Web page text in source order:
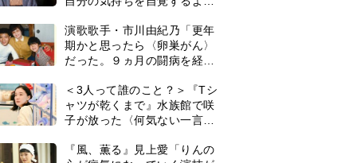
イタリア人のようにと言われ
もっと見る